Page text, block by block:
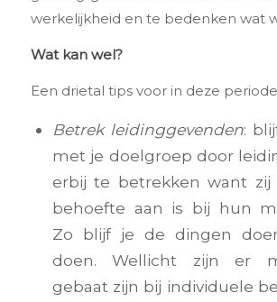
werkelijkheid en te bedenken wat
Wat kan wel?
Een drietal tips voor in deze
Betrek leidinggevenden:
met je doelgroep door
erbij te betrekken want zij
behoefte aan is bij hun
Zo blijf je de dingen
doen. Wellicht zijn er
gebaat zijn bij individuele